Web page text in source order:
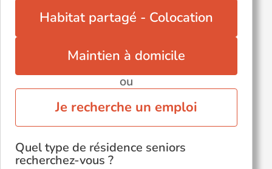
Villers-lès-Nancy (54600)
Habitat partagé - Colocation
Maintien à domicile
ou
Je recherche un emploi
Quel type de résidence seniors
recherchez-vous ?